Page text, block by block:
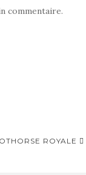
commentaire.
ROYALE